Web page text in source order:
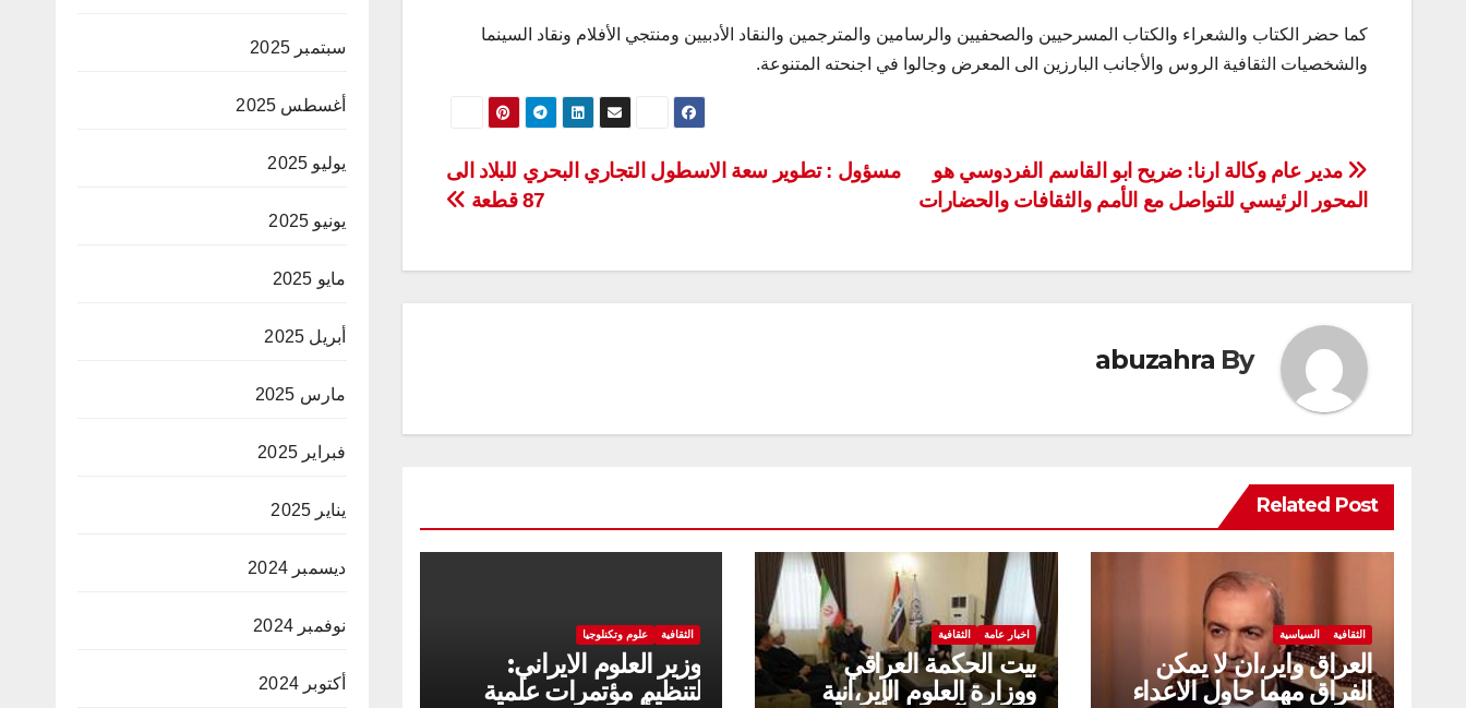
كما حضر الكتاب والشعراء والكتاب المسرحيين والصحفيين والرسامين والمترجمين والنقاد الأدبيين ومنتجي الأفلام ونقاد السينما
والشخصيات الثقافية الروس والأجانب البارزين الى المعرض وجالوا في اجنحته المتنوعة.
تصفّح
المقالات
مسؤول : تطوير سعة الاسطول التجاري البحري للبلاد الى
87 قطعة
مدير عام وكالة ارنا: ضريح ابو القاسم الفردوسي هو
المحور الرئيسي للتواصل مع الأمم والثقافات والحضارات
By
abuzahra
Related Post
الثقافية السياسية
العراق واير،ان لا يمكن
الفراق مهما حاول الاعداء
اخبار عامة الثقافية
بيت الحكمة العراقي
ووزارة العلوم الإير،انية
الثقافية علوم وتكنلوجيا
وزير العلوم الايراني:
لتنظيم مؤتمرات علمية
سبتمبر 2025
أغسطس 2025
يوليو 2025
يونيو 2025
مايو 2025
أبريل 2025
مارس 2025
فبراير 2025
يناير 2025
ديسمبر 2024
نوفمبر 2024
أكتوبر 2024